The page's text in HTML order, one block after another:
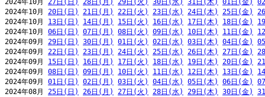
2024年10月 27日(日) 28日(月) 29日(火) 30日(水) 31日(木) 01日(金)
2024年10月 20日(日) 21日(月) 22日(火) 23日(水) 24日(木) 25日(金)
2024年10月 13日(日) 14日(月) 15日(火) 16日(水) 17日(木) 18日(金)
2024年10月 06日(日) 07日(月) 08日(火) 09日(水) 10日(木) 11日(金)
2024年09月 29日(日) 30日(月) 01日(火) 02日(水) 03日(木) 04日(金)
2024年09月 22日(日) 23日(月) 24日(火) 25日(水) 26日(木) 27日(金)
2024年09月 15日(日) 16日(月) 17日(火) 18日(水) 19日(木) 20日(金)
2024年09月 08日(日) 09日(月) 10日(火) 11日(水) 12日(木) 13日(金)
2024年09月 01日(日) 02日(月) 03日(火) 04日(水) 05日(木) 06日(金)
2024年08月 25日(日) 26日(月) 27日(火) 28日(水) 29日(木) 30日(金)